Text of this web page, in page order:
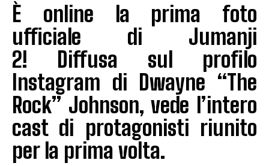
È online la prima foto
ufficiale di Jumanji
2! Diffusa sul profilo
Instagram di Dwayne “The
Rock” Johnson, vede l’intero
cast di protagonisti riunito
per la prima volta.